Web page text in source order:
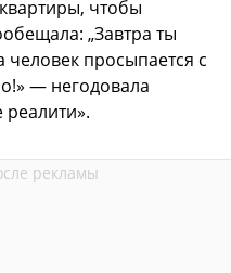
чтобы
„Завтра ты
просыпается с
— негодовала
реалити».